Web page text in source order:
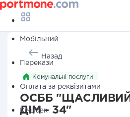
Мобільний
Перекази
Оплата за реквізитами
Кешбек
Назад
Комунальні послуги
ОСББ "ЩАСЛИВИЙ
ДІМ - 34"